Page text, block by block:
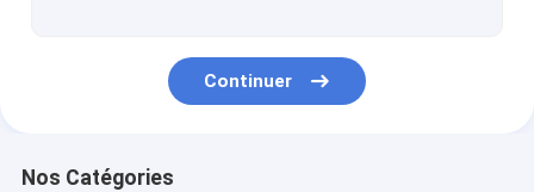
couvertures de cartes de jeu
Continuer
Nos Catégories